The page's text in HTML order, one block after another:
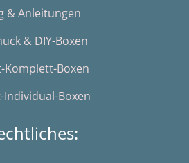
& Anleitungen
& DIY-Boxen
Komplett-Boxen
Individual-Boxen